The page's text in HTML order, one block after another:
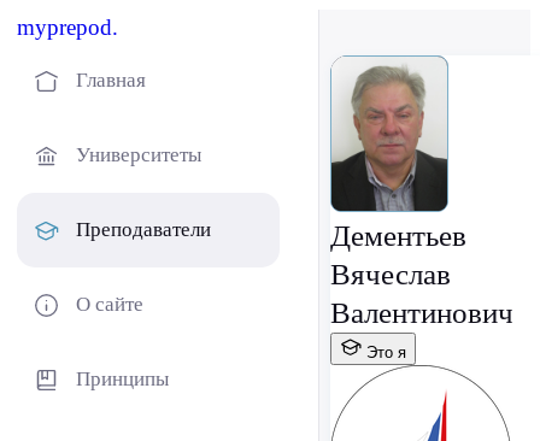
myprepod.
Главная
Университеты
Преподаватели
О сайте
Принципы
Дементьев
Вячеслав
Валентинович
Это я